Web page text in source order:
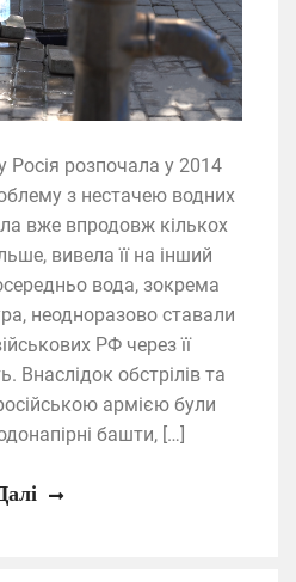
Росія розпочала у 2014
з нестачею водних
вже впродовж кількох
вивела її на інший
вода, зокрема
неодноразово ставали
РФ через її
Внаслідок обстрілів та
армією були
башти, […]